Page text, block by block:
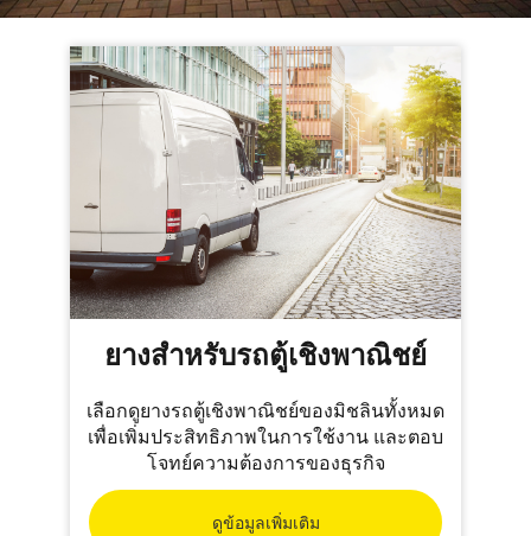
ยางสำหรับรถตู้เชิงพาณิชย์
เลือกดูยางรถตู้เชิงพาณิชย์ของมิชลินทั้งหมด
เพื่อเพิ่มประสิทธิภาพในการใช้งาน และตอบ
โจทย์ความต้องการของธุรกิจ
ดูข้อมูลเพิ่มเติม